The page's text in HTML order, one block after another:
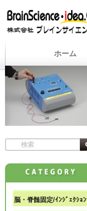
ホーム
脳・脊髄固定/ｲﾝｼﾞｪｸｼｮﾝ